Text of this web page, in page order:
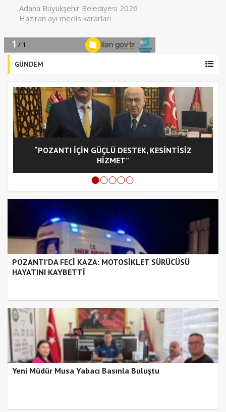
GÜNDEM
“POZANTI İÇİN GÜÇLÜ DESTEK, KESİNTİSİZ
HİZMET”
POZANTI’DA FECİ KAZA: MOTOSİKLET SÜRÜCÜSÜ
HAYATINI KAYBETTİ
Yeni Müdür Musa Yabacı Basınla Buluştu